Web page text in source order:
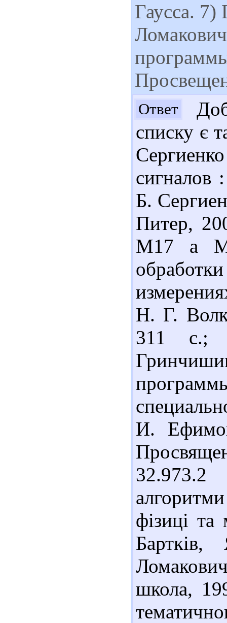
Гаусса.
Ответ
списку є
сигналов
Б.
Питер,
М17 а
Н. Г.
311 с.;
И.
фізиці
школа,